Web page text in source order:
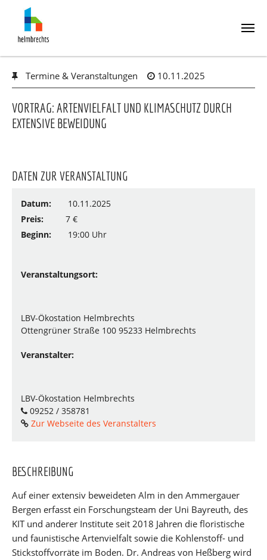
main
content
Termine & Veranstaltungen 10.11.2025
VORTRAG: ARTENVIELFALT UND KLIMASCHUTZ DURCH
EXTENSIVE BEWEIDUNG
DATEN ZUR VERANSTALTUNG
Datum:
10.11.2025
Preis:
7 €
Beginn:
19:00 Uhr
Veranstaltungsort:
LBV-Ökostation Helmbrechts
Ottengrüner Straße 100 95233 Helmbrechts
Veranstalter:
LBV-Ökostation Helmbrechts
09252 / 358781
Zur Webseite des Veranstalters
BESCHREIBUNG
Auf einer extensiv beweideten Alm in den Ammergauer
Bergen erfasst ein Forschungsteam der Uni Bayreuth, des
KIT und anderer Institute seit 2018 Jahren die floristische
und faunistische Artenvielfalt sowie die Kohlenstoff- und
Stickstoffvorräte im Boden. Dr. Andreas von Heßberg wird